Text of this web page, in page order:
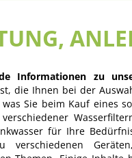
Informationen zu
die Ihnen bei der
Sie beim Kauf eines
für Ihre